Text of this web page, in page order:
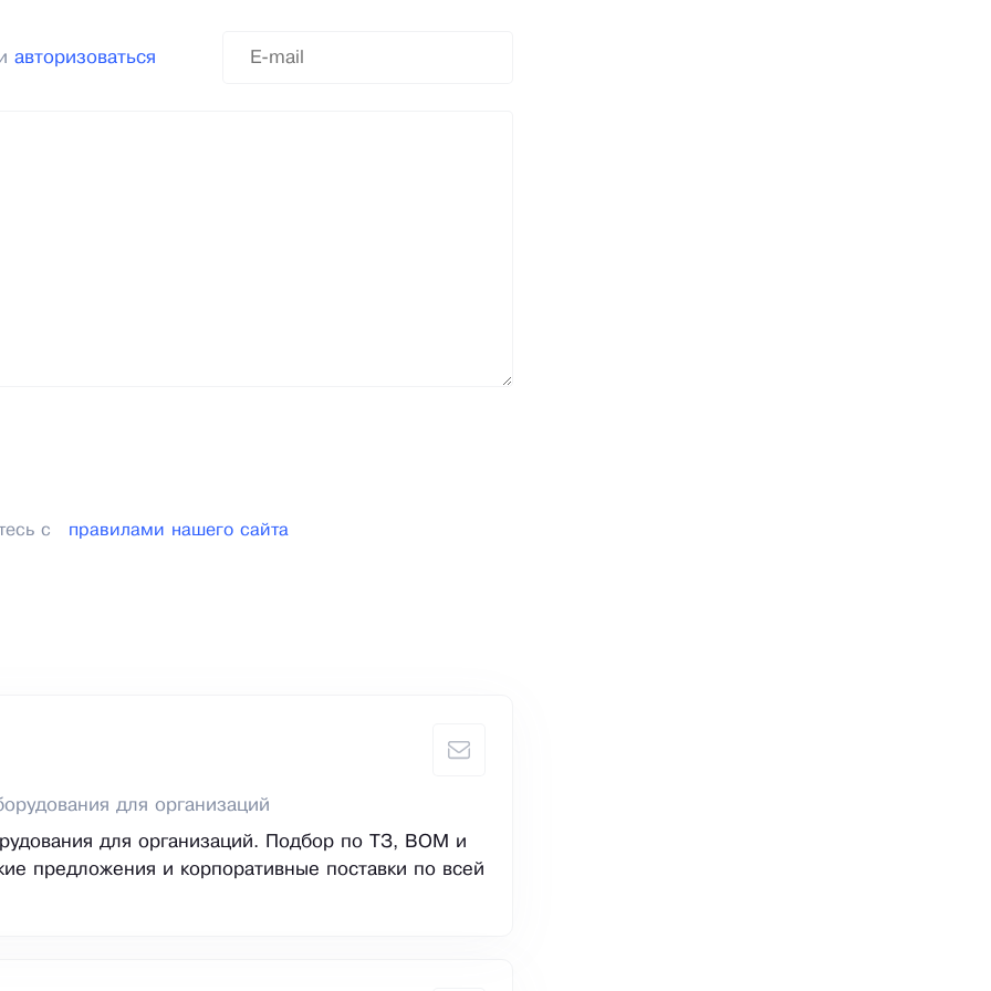
авторизоваться
с правилами нашего сайта
для организаций
для организаций. Подбор по ТЗ, BOM и
предложения и корпоративные поставки по всей